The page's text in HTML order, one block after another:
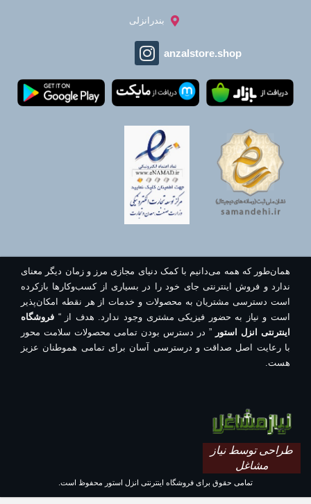
بندرانزلی
anzalstore.shop
همان‌طور که همه می‌دانیم با کمک دنیای مجازی مرز و زمان دیگر معنای
ندارد و فروش اینترنتی جای خود را در بسیاری از کسب‌وکارها بازکرده
است دسترسی مشتریان به محصولات و خدمات از هر نقطه امکان‌پذیر
است و نیاز به حضور فیزیکی مشتری وجود ندارد. هدف از “ فروشگاه
اینترنتی انزل استور” در دسترس بودن تمامی محصولات سلامت محور
با رعایت اصل صداقت و درسترسی آسان برای تمامی هموطنان عزیز
هست.
طراحی توسط نیاز
مشاغل
تمامی حقوق برای فروشگاه اینترنتی انزل استور محفوظ است.